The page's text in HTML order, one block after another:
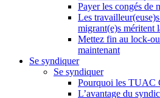
Payer les congés de
Les
migrant(e)s méritent
Mettez fin au lock-
maintenant
Se syndiquer
Se syndiquer
Pourquoi les TUAC
L’avantage du